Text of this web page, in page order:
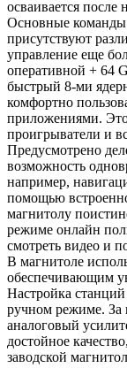
осваивается
Основные команды
присутствуют
управление еще
оперативной + 64
быстрый 8-ми
комфортно
приложениями.
проигрыватели и
Предусмотрено
возможность
например,
помощью
магнитолу
режиме онлайн
смотреть видео и
В магнитоле
обеспечивающим
Настройка
ручном режиме. За
аналоговый
достойное
заводской